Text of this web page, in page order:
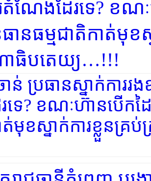
ប្រធានស្នាក់ការរ
េ? ខណៈហ៊ានបើកដៃ
ត់មុខស្នាក់ការខ្លួន